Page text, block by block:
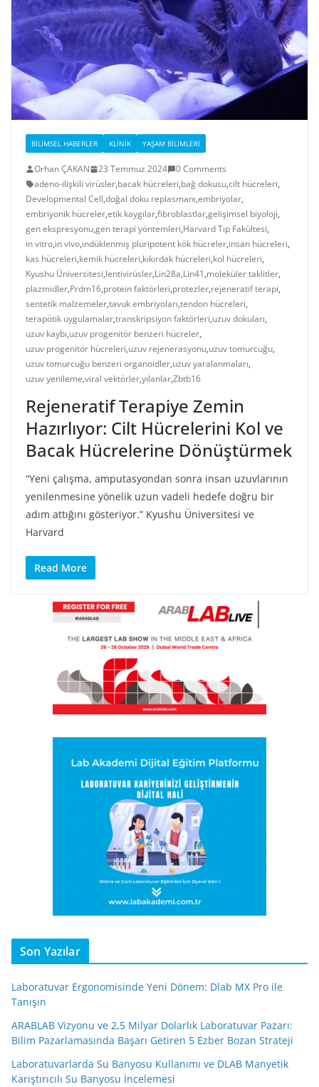
BILIMSEL HABERLER KLINIK YAŞAM BILIMLERI
Orhan ÇAKAN 23 Temmuz 2024
0 Comments
adeno-ilişkili virüsler,bacak hücreleri,bağ dokusu,cilt hücreleri,
Developmental Cell,doğal doku replasmanı,embriyolar,
embriyonik hücreler,etik kaygılar,fibroblastlar,gelişimsel biyoloji,
gen ekspresyonu,gen terapi yöntemleri,Harvard Tıp Fakültesi,
in vitro,in vivo,indüklenmiş pluripotent kök hücreler,insan hücreleri,
kas hücreleri,kemik hücreleri,kıkırdak hücreleri,kol hücreleri,
Kyushu Üniversitesi,lentivirüsler,Lin28a,Lin41,moleküler taklitler,
plazmidler,Prdm16,protein faktörleri,protezler,rejeneratif terapi,
sentetik malzemeler,tavuk embriyoları,tendon hücreleri,
terapötik uygulamalar,transkripsiyon faktörleri,uzuv dokuları,
uzuv kaybı,uzuv progenitör benzeri hücreler,
uzuv progenitör hücreleri,uzuv rejenerasyonu,uzuv tomurcuğu,
uzuv tomurcuğu benzeri organoidler,uzuv yaralanmaları,
uzuv yenileme,viral vektörler,yılanlar,Zbtb16
Rejeneratif Terapiye Zemin
Hazırlıyor: Cilt Hücrelerini Kol ve
Bacak Hücrelerine Dönüştürmek
“Yeni çalışma, amputasyondan sonra insan uzuvlarının
yenilenmesine yönelik uzun vadeli hedefe doğru bir
adım attığını gösteriyor.” Kyushu Üniversitesi ve
Harvard
Read More
Son Yazılar
Laboratuvar Ergonomisinde Yeni Dönem: Dlab MX Pro ile
Tanışın
ARABLAB Vizyonu ve 2,5 Milyar Dolarlık Laboratuvar Pazarı:
Bilim Pazarlamasında Başarı Getiren 5 Ezber Bozan Strateji
Laboratuvarlarda Su Banyosu Kullanımı ve DLAB Manyetik
Karıştırıcılı Su Banyosu İncelemesi